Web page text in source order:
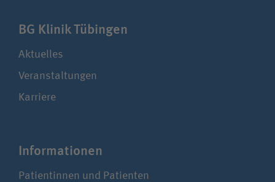
BG Klinik Tübingen
Aktuelles
Veranstaltungen
Karriere
Infor­ma­tionen
Patientinnen und Patienten